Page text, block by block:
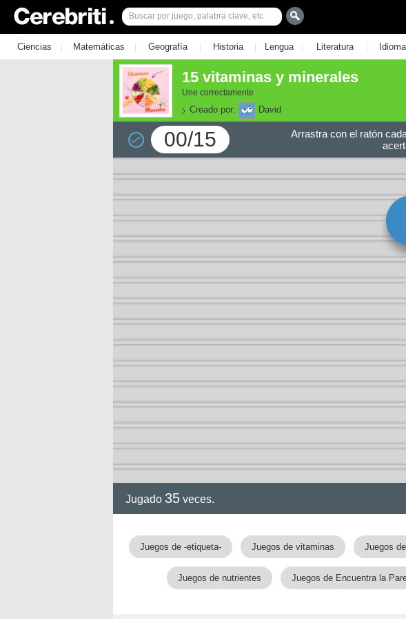
Ciencias | Matemáticas | Geografía | Historia | Lengua | Literatura |
15 vitaminas y minerales
Une correctamente
Creado por: David
00/15
Arrastra con el ratón
Jugado 35 veces.
Juegos de -etiqueta- Juegos de vitaminas Juegos
Juegos de nutrientes Juegos de Encuentra la